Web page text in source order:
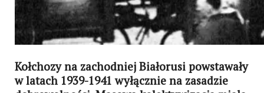
Kołchozy na zachodniej Białorusi powstawały
w latach 1939-1941 wyłącznie na zasadzie